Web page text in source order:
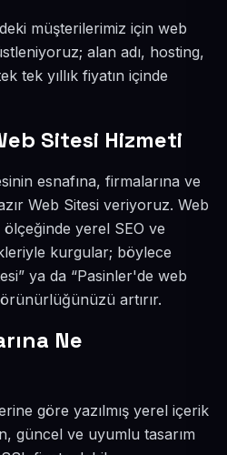
müşterilerimiz için web
alan adı, hosting,
tek yıllık fiyatın içinde
Sitesi Hizmeti
esnafına, firmalarına ve
Web Sitesi veriyoruz. Web
yerel SEO ve
kurgular; böylece
ya da “Pasinler'de web
artırır.
Ne
göre yazılmış yerel içerik
güncel ve uyumlu tasarım